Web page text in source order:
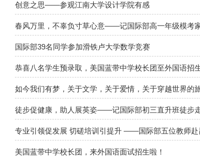
创意之思——参观江南大学设计学院有感
春风万里，不辜负寸草心意——记国际部高一年级模考
国际部39名同学参加滑铁卢大学数学竞赛
恭喜八名学生预录取，美国蓝带中学校长团至外国语招
如今我们有梦，关于文学，关于爱情，关于穿越世界
徒步促健康，助人展英姿——记国际部初三直升班徒步
专业引领促发展 切磋培训引提升 ——国际部五位教师赴
美国蓝带中学校长团，来外国语面试招生啦！